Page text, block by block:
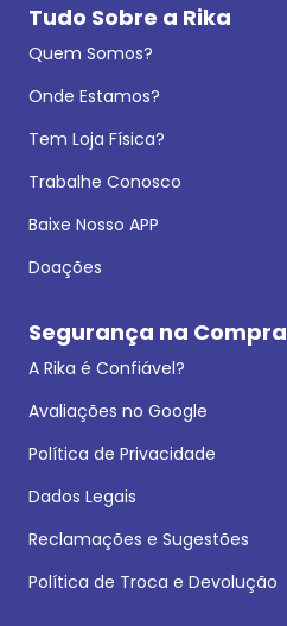
Tudo Sobre a Rika
Quem Somos?
Onde Estamos?
Tem Loja Física?
Trabalhe Conosco
Baixe Nosso APP
Doações
Segurança na Compra
A Rika é Confiável?
Avaliações no Google
Política de Privacidade
Dados Legais
Reclamações e Sugestões
Política de Troca e Devolução